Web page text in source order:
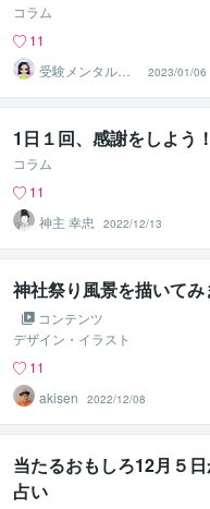
コラム
11
受験メンタルト
レーナー イロ
ハル
2023/01/06
1日１回、感謝をしよう！
コラム
11
神主 幸忠
2022/12/13
神社祭り風景を描いてみ
コンテンツ
デザイン・イラスト
11
akisen
2022/12/08
当たるおもしろ12月５
占い